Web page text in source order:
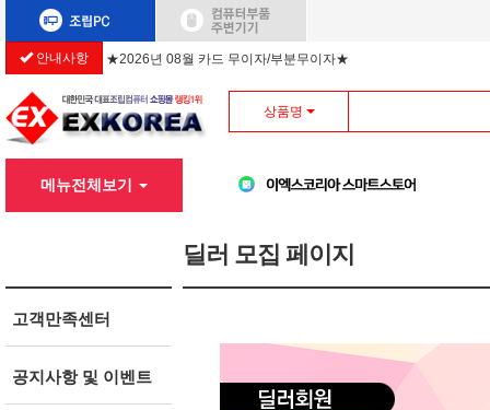
안내사항 ★2026년 08월 카드 무이자/부분무이자★
상품명
메뉴전체보기
고객만족센터
공지사항 및 이벤트
딜러 모집 페이지